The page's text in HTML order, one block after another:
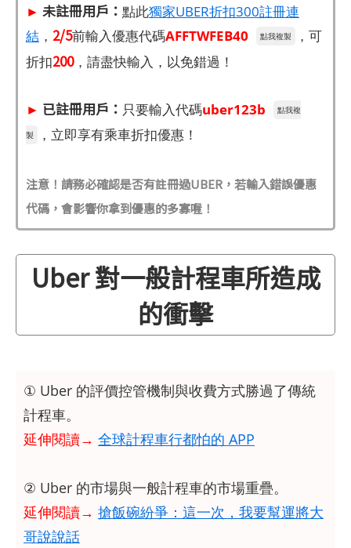
► 未註冊用戶： 點此獨家UBER折扣300註冊連
結 ， 2/5前輸入優惠代碼AFFTWFEB40 點我複製
，可
折扣200，請盡快輸入，以免錯過！
► 已註冊用戶： 只要輸入代碼uber123b 點我複
製 ，立即享有乘車折扣優惠！
注意！請務必確認是否有註冊過UBER，若輸入錯誤優惠
代碼，會影響你拿到優惠的多寡喔！
Uber 對一般計程車所造成
的衝擊
① Uber 的評價控管機制與收費方式勝過了傳統
計程車。
延伸閱讀→ 全球計程車行都怕的 APP
② Uber 的市場與一般計程車的市場重疊。
延伸閱讀→ 搶飯碗紛爭：這一次，我要幫運將大
哥說說話